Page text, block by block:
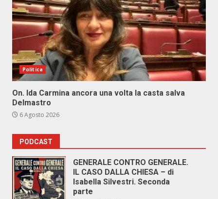
Politica
On. Ida Carmina ancora una volta la casta salva
Delmastro
6 Agosto 2026
PODCAST
GENERALE CONTRO GENERALE.
IL CASO DALLA CHIESA – di
Isabella Silvestri. Seconda
parte